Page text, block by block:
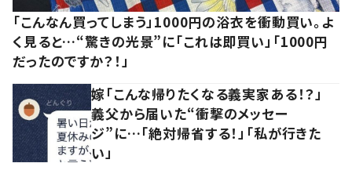
「こんなん買ってしまう」1000円の浴衣を衝動買い。よ
く見ると…“驚きの光景”に「これは即買い」「1000円
だったのですか？！」
嫁「こんな帰りたくなる義実家ある！？」
義父から届いた“衝撃のメッセー
ジ”に…「絶対帰省する！」「私が行きた
い」